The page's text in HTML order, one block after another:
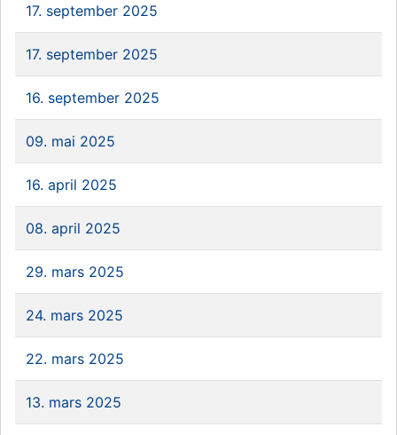
17. september 2025
17. september 2025
16. september 2025
09. mai 2025
16. april 2025
08. april 2025
29. mars 2025
24. mars 2025
22. mars 2025
13. mars 2025